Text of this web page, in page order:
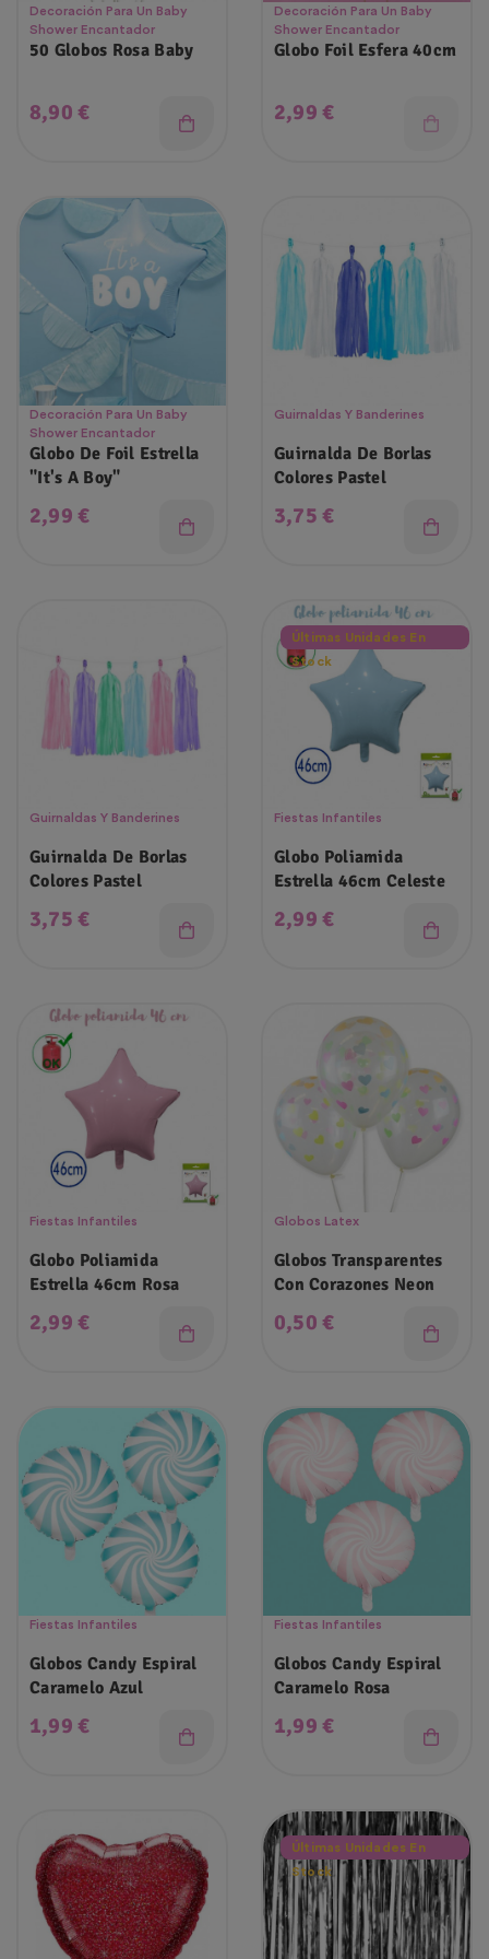
Decoración Para Un Baby
Shower Encantador
50 Globos Rosa Baby
Precio
8,90 €
Decoración Para Un Baby
Shower Encantador
Globo Foil Esfera 40cm
Precio
2,99 €
Decoración Para Un Baby
Shower Encantador
Globo De Foil Estrella
"It's A Boy"
Precio
2,99 €
Guirnaldas Y Banderines
Guirnalda De Borlas
Colores Pastel
Precio
3,75 €
Guirnaldas Y Banderines
Guirnalda De Borlas
Colores Pastel
Precio
3,75 €
Últimas Unidades En
Stock
Fiestas Infantiles
Globo Poliamida
Estrella 46cm Celeste
Precio
2,99 €
Fiestas Infantiles
Globo Poliamida
Estrella 46cm Rosa
Precio
2,99 €
Globos Latex
Globos Transparentes
Con Corazones Neon
Precio
0,50 €
Fiestas Infantiles
Globos Candy Espiral
Caramelo Azul
Precio
1,99 €
Fiestas Infantiles
Globos Candy Espiral
Caramelo Rosa
Precio
1,99 €
Últimas Unidades En
Stock